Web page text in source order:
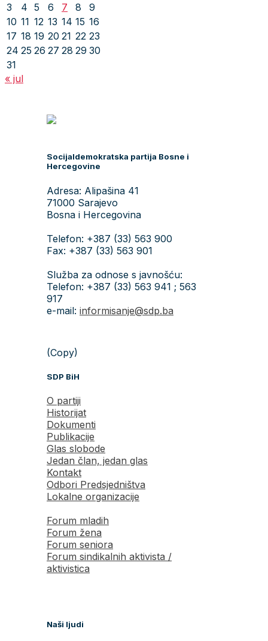
3
4 5 6 7 8
9
10 11 12 13 14 15 16
17 18 19 20 21 22 23
24 25 26 27 28 29 30
31
« jul
Socijaldemokratska partija Bosne i
Hercegovine
Adresa: Alipašina 41
71000 Sarajevo
Bosna i Hercegovina
Telefon: +387 (33) 563 900
Fax: +387 (33) 563 901
Služba za odnose s javnošću:
Telefon: +387 (33) 563 941 ; 563
917
e-mail: informisanje@sdp.ba
(Copy)
SDP BiH
O partiji
Historijat
Dokumenti
Publikacije
Glas slobode
Jedan član, jedan glas
Kontakt
Odbori Predsjedništva
Lokalne organizacije
Forum mladih
Forum žena
Forum seniora
Forum sindikalnih aktivista /
aktivistica
Naši ljudi